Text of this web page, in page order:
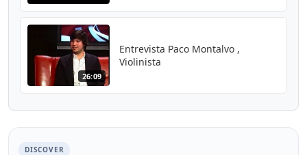
26:09
Entrevista Paco Montalvo ,
Violinista
DISCOVER